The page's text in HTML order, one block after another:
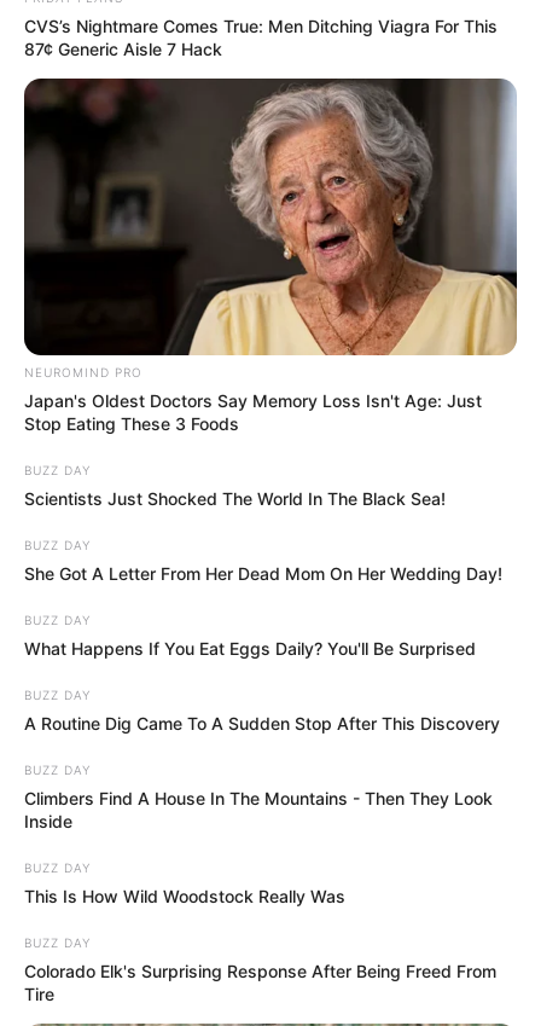
CVS’s Nightmare Comes True: Men Ditching Viagra For This
87¢ Generic Aisle 7 Hack
NEUROMIND PRO
Japan's Oldest Doctors Say Memory Loss Isn't Age: Just
Stop Eating These 3 Foods
BUZZ DAY
Scientists Just Shocked The World In The Black Sea!
BUZZ DAY
She Got A Letter From Her Dead Mom On Her Wedding Day!
BUZZ DAY
What Happens If You Eat Eggs Daily? You'll Be Surprised
BUZZ DAY
A Routine Dig Came To A Sudden Stop After This Discovery
BUZZ DAY
Climbers Find A House In The Mountains - Then They Look
Inside
BUZZ DAY
This Is How Wild Woodstock Really Was
BUZZ DAY
Colorado Elk's Surprising Response After Being Freed From
Tire